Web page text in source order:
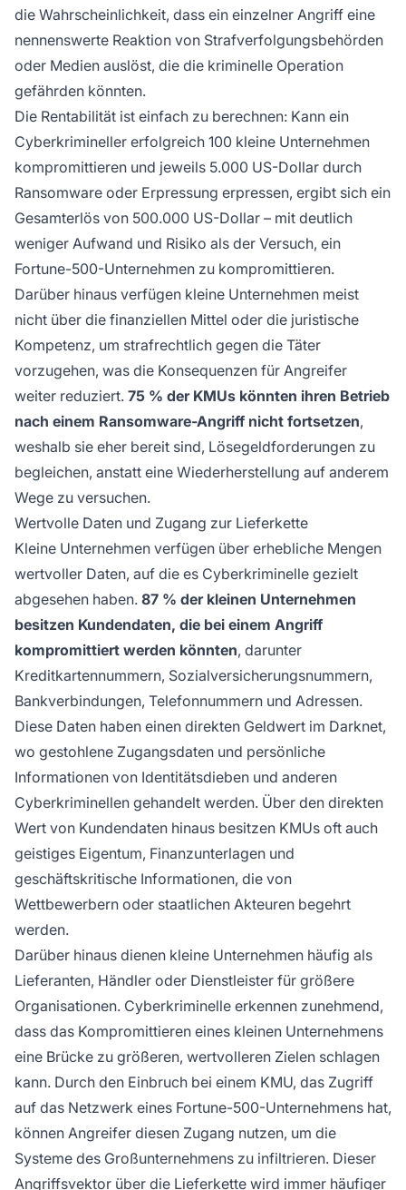
die Wahrscheinlichkeit, dass ein einzelner Angriff eine
nennenswerte Reaktion von Strafverfolgungsbehörden
oder Medien auslöst, die die kriminelle Operation
gefährden könnten.
Die Rentabilität ist einfach zu berechnen: Kann ein
Cyberkrimineller erfolgreich 100 kleine Unternehmen
kompromittieren und jeweils 5.000 US-Dollar durch
Ransomware oder Erpressung erpressen, ergibt sich ein
Gesamterlös von 500.000 US-Dollar – mit deutlich
weniger Aufwand und Risiko als der Versuch, ein
Fortune-500-Unternehmen zu kompromittieren.
Darüber hinaus verfügen kleine Unternehmen meist
nicht über die finanziellen Mittel oder die juristische
Kompetenz, um strafrechtlich gegen die Täter
vorzugehen, was die Konsequenzen für Angreifer
weiter reduziert. 75 % der KMUs könnten ihren Betrieb
nach einem Ransomware-Angriff nicht fortsetzen,
weshalb sie eher bereit sind, Lösegeldforderungen zu
begleichen, anstatt eine Wiederherstellung auf anderem
Wege zu versuchen.
Wertvolle Daten und Zugang zur Lieferkette
Kleine Unternehmen verfügen über erhebliche Mengen
wertvoller Daten, auf die es Cyberkriminelle gezielt
abgesehen haben. 87 % der kleinen Unternehmen
besitzen Kundendaten, die bei einem Angriff
kompromittiert werden könnten, darunter
Kreditkartennummern, Sozialversicherungsnummern,
Bankverbindungen, Telefonnummern und Adressen.
Diese Daten haben einen direkten Geldwert im Darknet,
wo gestohlene Zugangsdaten und persönliche
Informationen von Identitätsdieben und anderen
Cyberkriminellen gehandelt werden. Über den direkten
Wert von Kundendaten hinaus besitzen KMUs oft auch
geistiges Eigentum, Finanzunterlagen und
geschäftskritische Informationen, die von
Wettbewerbern oder staatlichen Akteuren begehrt
werden.
Darüber hinaus dienen kleine Unternehmen häufig als
Lieferanten, Händler oder Dienstleister für größere
Organisationen. Cyberkriminelle erkennen zunehmend,
dass das Kompromittieren eines kleinen Unternehmens
eine Brücke zu größeren, wertvolleren Zielen schlagen
kann. Durch den Einbruch bei einem KMU, das Zugriff
auf das Netzwerk eines Fortune-500-Unternehmens hat,
können Angreifer diesen Zugang nutzen, um die
Systeme des Großunternehmens zu infiltrieren. Dieser
Angriffsvektor über die Lieferkette wird immer häufiger